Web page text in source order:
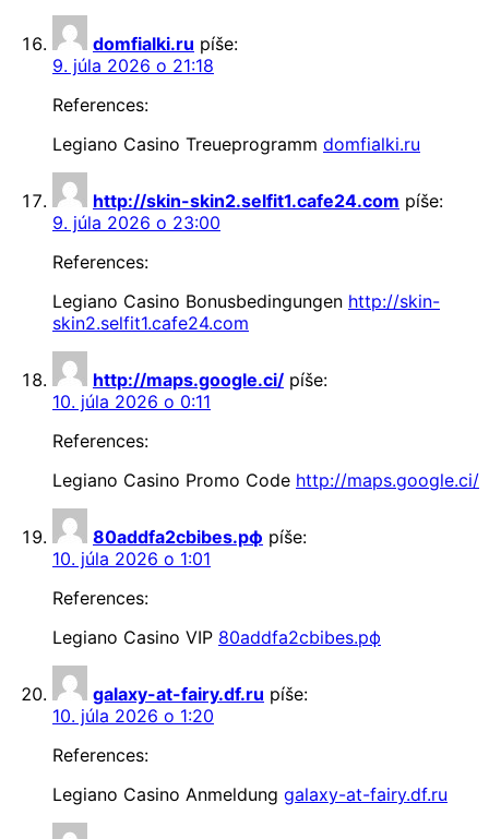
domfialki.ru píše:
9. júla 2026 o 21:18
References:
Legiano Casino Treueprogramm domfialki.ru
http://skin-skin2.selfit1.cafe24.com píše:
9. júla 2026 o 23:00
References:
Legiano Casino Bonusbedingungen http://skin-
skin2.selfit1.cafe24.com
http://maps.google.ci/ píše:
10. júla 2026 o 0:11
References:
Legiano Casino Promo Code http://maps.google.ci/
80addfa2cbibes.рф píše:
10. júla 2026 o 1:01
References:
Legiano Casino VIP 80addfa2cbibes.рф
galaxy-at-fairy.df.ru píše:
10. júla 2026 o 1:20
References:
Legiano Casino Anmeldung galaxy-at-fairy.df.ru